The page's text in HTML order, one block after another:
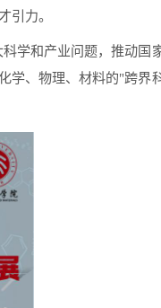
引力。
学和产业问题，推动国
学、物理、材料的"跨界